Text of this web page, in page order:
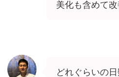
美化も含めて改
どれぐらいの